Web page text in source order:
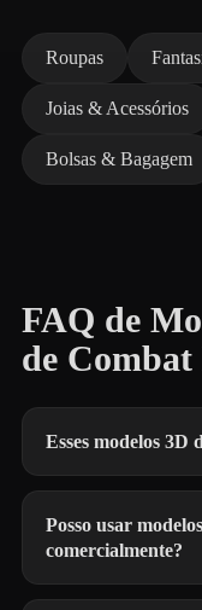
Roupas
Joias & Acessórios
Bolsas & Bagagem
FAQ de
de Combat
Esses modelos 3D
Posso usar
comercialmente?